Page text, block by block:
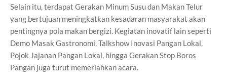
Selain itu, terdapat Gerakan Minum Susu dan Makan Telur
yang bertujuan meningkatkan kesadaran masyarakat akan
pentingnya pola makan bergizi. Kegiatan inovatif lain seperti
Demo Masak Gastronomi, Talkshow Inovasi Pangan Lokal,
Pojok Jajanan Pangan Lokal, hingga Gerakan Stop Boros
Pangan juga turut memeriahkan acara.